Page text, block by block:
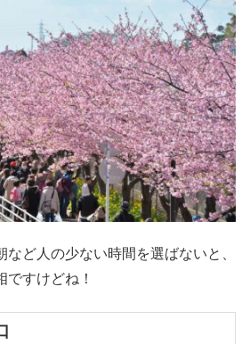
など人の少ない時間を選ばないと、
ですけどね！